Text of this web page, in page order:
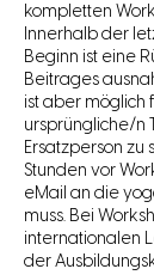
kompletten
Innerhalb der
Beginn ist eine
Beitrages
ist aber möglich
ursprüngliche/n
Ersatzperson zu
Stunden vor
eMail an die
muss. Bei
internationalen
der